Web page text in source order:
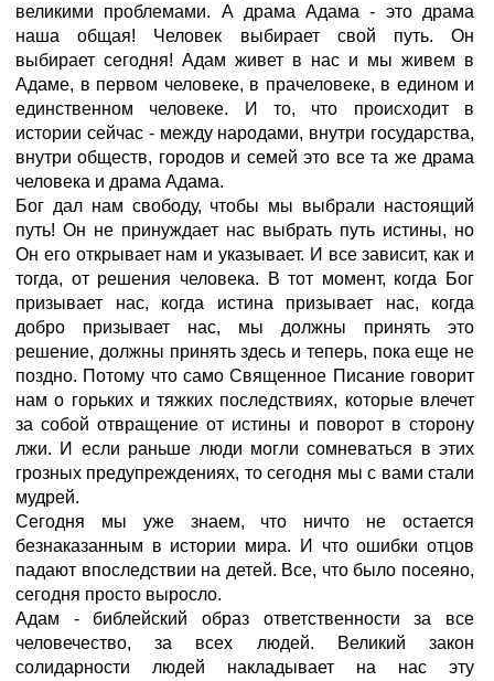
великими проблемами. А драма Адама - это драма
наша общая! Человек выбирает свой путь. Он
выбирает сегодня! Адам живет в нас и мы живем в
Адаме, в первом человеке, в прачеловеке, в едином и
единственном человеке. И то, что происходит в
истории сейчас - между народами, внутри государства,
внутри обществ, городов и семей это все та же драма
человека и драма Адама.
Бог дал нам свободу, чтобы мы выбрали настоящий
путь! Он не принуждает нас выбрать путь истины, но
Он его открывает нам и указывает. И все зависит, как и
тогда, от решения человека. В тот момент, когда Бог
призывает нас, когда истина призывает нас, когда
добро призывает нас, мы должны принять это
решение, должны принять здесь и теперь, пока еще не
поздно. Потому что само Священное Писание говорит
нам о горьких и тяжких последствиях, которые влечет
за собой отвращение от истины и поворот в сторону
лжи. И если раньше люди могли сомневаться в этих
грозных предупреждениях, то сегодня мы с вами стали
мудрей.
Сегодня мы уже знаем, что ничто не остается
безнаказанным в истории мира. И что ошибки отцов
падают впоследствии на детей. Все, что было посеяно,
сегодня просто выросло.
Адам - библейский образ ответственности за все
человечество, за всех людей. Великий закон
солидарности людей накладывает на нас эту